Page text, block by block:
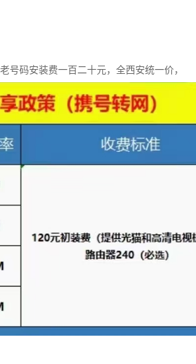
号码安装费一百二十元，全西安统一价，